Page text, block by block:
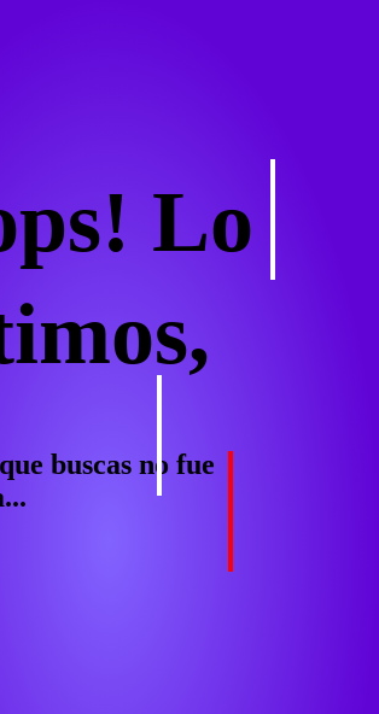
Lo
buscas no fue